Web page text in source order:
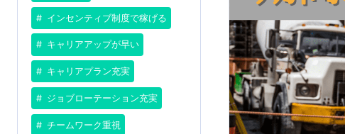
インセンティブ制度で稼げる
キャリアアップが早い
キャリアプラン充実
ジョブローテーション充実
チームワーク重視